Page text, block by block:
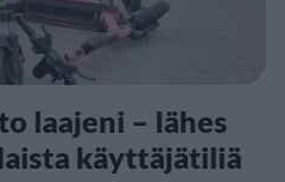
laajeni – lähes
käyttäjätiliä